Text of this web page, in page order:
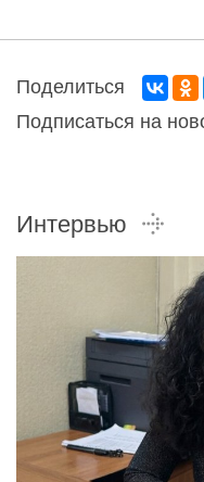
Поделиться
Подписаться на
Интервью